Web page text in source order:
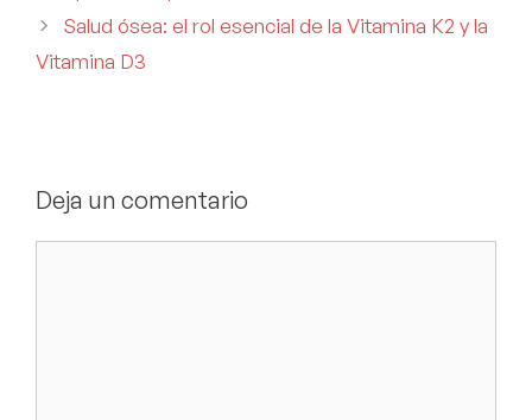
Salud ósea: el rol esencial de la Vitamina K2 y la
Vitamina D3
Deja un comentario